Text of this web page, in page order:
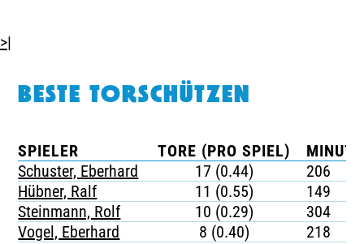
>|
BESTE TORSCHÜTZEN
SPIELER TORE (PRO SPIEL)
Schuster, Eberhard
17 (0.44)
206
Hübner, Ralf
11 (0.55)
149
Steinmann, Rolf
10 (0.29)
304
Vogel, Eberhard
8 (0.40)
218